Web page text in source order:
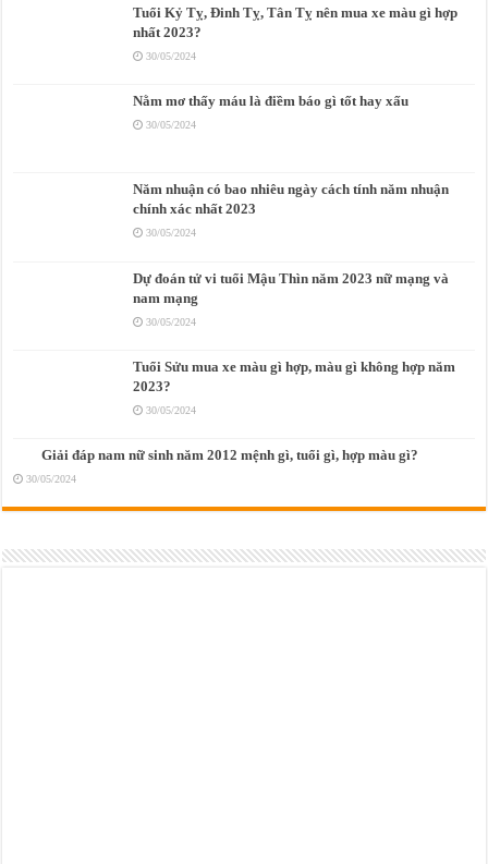
Tuổi Kỷ Tỵ, Đinh Tỵ, Tân Tỵ nên mua xe màu gì hợp
nhất 2023?
30/05/2024
Nằm mơ thấy máu là điềm báo gì tốt hay xấu
30/05/2024
Năm nhuận có bao nhiêu ngày cách tính năm nhuận
chính xác nhất 2023
30/05/2024
Dự đoán tử vi tuổi Mậu Thìn năm 2023 nữ mạng và
nam mạng
30/05/2024
Tuổi Sửu mua xe màu gì hợp, màu gì không hợp năm
2023?
30/05/2024
Giải đáp nam nữ sinh năm 2012 mệnh gì, tuổi gì, hợp màu gì?
30/05/2024